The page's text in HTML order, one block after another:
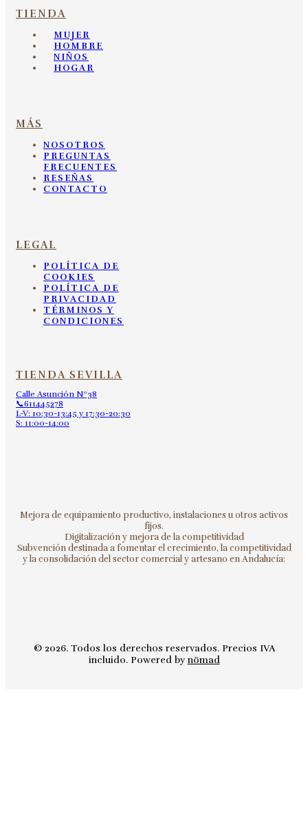
TIENDA
MUJER
HOMBRE
NIÑOS
HOGAR
MÁS
NOSOTROS
PREGUNTAS
FRECUENTES
RESEÑAS
CONTACTO
LEGAL
POLÍTICA DE
COOKIES
POLÍTICA DE
PRIVACIDAD
TÉRMINOS Y
CONDICIONES
TIENDA SEVILLA
Calle Asunción Nº38
📞611445278
L-V: 10:30-13:45 y 17:30-20:30
S: 11:00-14:00
Mejora de equipamiento productivo, instalaciones u otros activos
fijos.
Digitalización y mejora de la competitividad
Subvención destinada a fomentar el crecimiento, la competitividad
y la consolidación del sector comercial y artesano en Andalucía:
© 2026. Todos los derechos reservados. Precios IVA
incluido. Powered bynömad